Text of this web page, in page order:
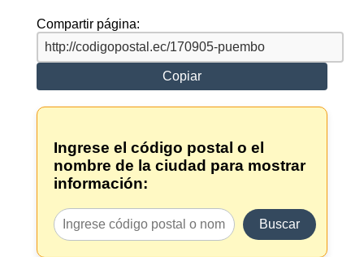
Compartir página:
Copiar
Ingrese el código postal o el
nombre de la ciudad para mostrar
información:
Buscar